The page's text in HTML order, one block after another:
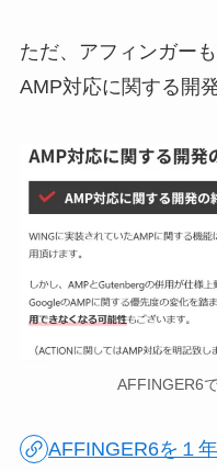
ただ、アフィンガー
AMP対応に関する開
AFFINGER6
AFFINGER6を１